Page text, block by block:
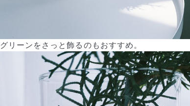
Q. 毎月自動でお花が届くサービスですか？
いいえ、毎月自動でお届けするサービスではありません。好
に好きな花をご注文いただけます。
Q. 配送できないエリアはありますか？
ただいま沖縄・離島エリアへの配送には対応しておりません
Q. 配送日時は指定できますか？
グリーンをさっと飾るのもおすすめ。